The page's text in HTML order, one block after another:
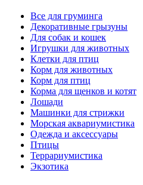
Все для груминга
Декоративные грызуны
Для собак и кошек
Игрушки для животных
Клетки для птиц
Корм для животных
Корм для птиц
Корма для щенков и котят
Лошади
Машинки для стрижки
Морская аквариумистика
Одежда и аксессуары
Птицы
Террариумистика
Экзотика